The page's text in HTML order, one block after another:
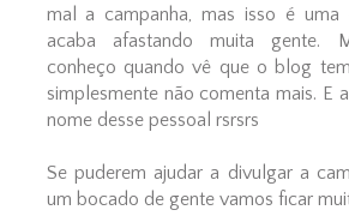
mal a campanha, mas isso é
acaba afastando muita gente.
conheço quando vê que o blog
simplesmente não comenta mais. E
nome desse pessoal rsrsrs
Se puderem ajudar a divulgar a
um bocado de gente vamos ficar